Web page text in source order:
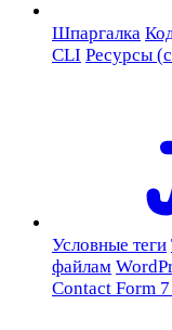
Шпаргалка
CLI Ресурсы
Условные теги
файлам
Contact Form 7